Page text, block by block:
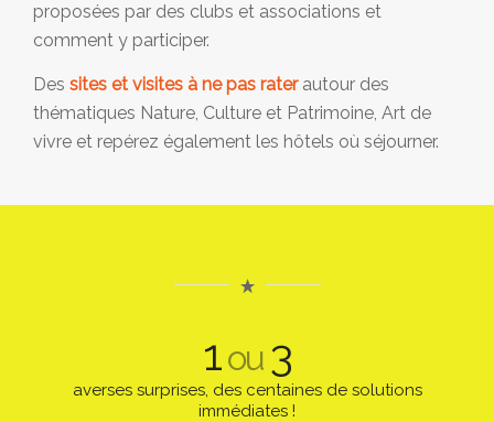
proposées par des clubs et associations et
comment y participer.
Des sites et visites à ne pas raterautour des
thématiques Nature, Culture et Patrimoine, Art de
vivre et repérez également les hôtels où séjourner.
1ou 3
averses surprises, des centaines de solutions
immédiates !